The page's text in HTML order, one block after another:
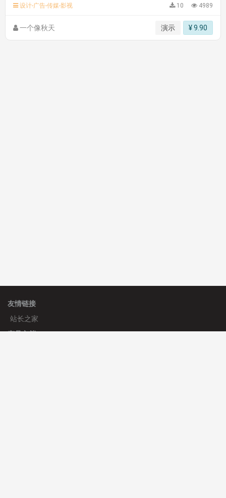
设计-广告-传媒-影视 10 4989
一个像秋天 演示 ¥ 9.90
友情链接
站长之家
产品文档